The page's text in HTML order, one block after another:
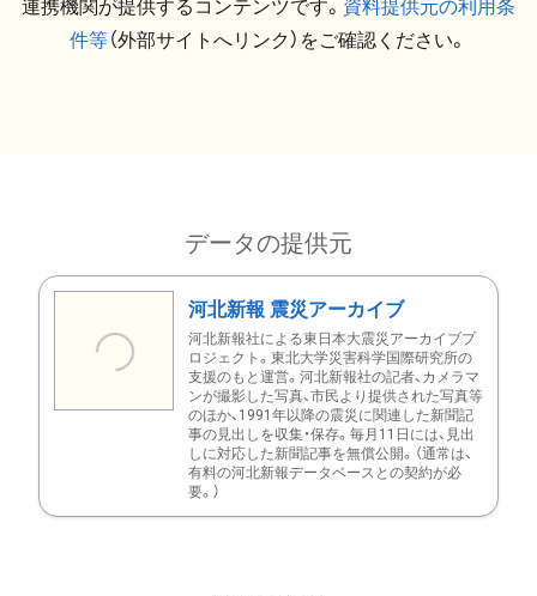
連携機関が提供するコンテンツです。 資料提供元の利用条
件等（外部サイトへリンク）をご確認ください。
データの提供元
河北新報 震災アーカイブ
河北新報社による東日本大震災アーカイブプ
ロジェクト。東北大学災害科学国際研究所の
支援のもと運営。河北新報社の記者、カメラマ
ンが撮影した写真、市民より提供された写真等
のほか、1991年以降の震災に関連した新聞記
事の見出しを収集・保存。毎月11日には、見出
しに対応した新聞記事を無償公開。（通常は、
有料の河北新報データベースとの契約が必
要。）